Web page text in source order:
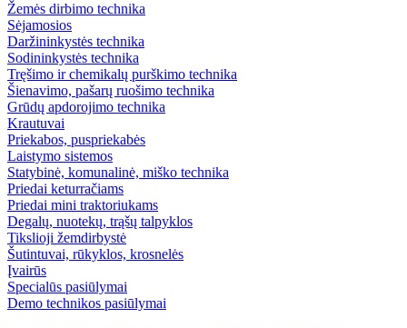
Žemės dirbimo technika
Sėjamosios
Daržininkystės technika
Sodininkystės technika
Tręšimo ir chemikalų purškimo technika
Šienavimo, pašarų ruošimo technika
Grūdų apdorojimo technika
Krautuvai
Priekabos, puspriekabės
Laistymo sistemos
Statybinė, komunalinė, miško technika
Priedai keturračiams
Priedai mini traktoriukams
Degalų, nuotekų, trąšų talpyklos
Tikslioji žemdirbystė
Šutintuvai, rūkyklos, krosnelės
Įvairūs
Specialūs pasiūlymai
Demo technikos pasiūlymai